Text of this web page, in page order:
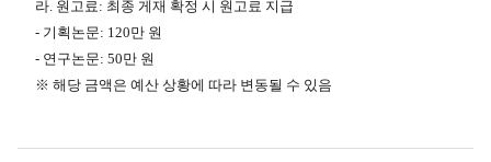
라. 원고료: 최종 게재 확정 시 원고료 지급
- 기획논문: 120만 원
- 연구논문: 50만 원
※ 해당 금액은 예산 상황에 따라 변동될 수 있음